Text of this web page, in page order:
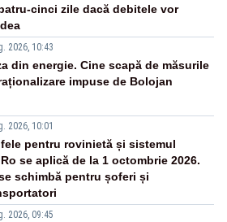
cinci zile dacă debitele vor
2026, 10:43
din energie. Cine scapă de măsurile
impuse de Bolojan
2026, 10:01
pentru rovinietă și sistemul
se aplică de la 1 octombrie 2026.
schimbă pentru șoferi și
2026, 09:45